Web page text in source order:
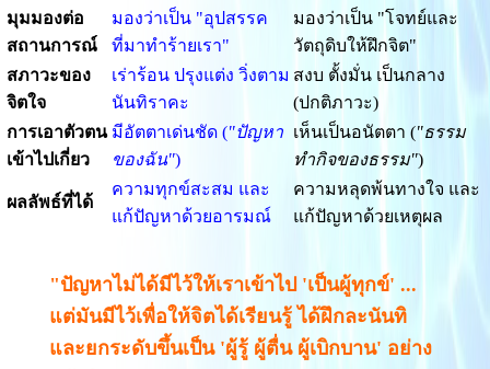
มุมมองต่อ
สถานการณ์
มองว่าเป็น "อุปสรรค
ที่มาทำร้ายเรา"
มองว่าเป็น "โจทย์และ
วัตถุดิบให้ฝึกจิต"
สภาวะของ
จิตใจ
เร่าร้อน ปรุงแต่ง วิ่งตาม
นันทิราคะ
สงบ ตั้งมั่น เป็นกลาง
(ปกติภาวะ)
การเอาตัวตน
เข้าไปเกี่ยว
มีอัตตาเด่นชัด ("ปัญหา
ของฉัน")
เห็นเป็นอนัตตา ("ธรรม
ทำกิจของธรรม")
ผลลัพธ์ที่ได้
ความทุกข์สะสม และ
แก้ปัญหาด้วยอารมณ์
ความหลุดพ้นทางใจ และ
แก้ปัญหาด้วยเหตุผล
"ปัญหาไม่ได้มีไว้ให้เราเข้าไป 'เป็นผู้ทุกข์' ...
แต่มันมีไว้เพื่อให้จิตได้เรียนรู้ ได้ฝึกละนันทิ
และยกระดับขึ้นเป็น 'ผู้รู้ ผู้ตื่น ผู้เบิกบาน' อย่าง